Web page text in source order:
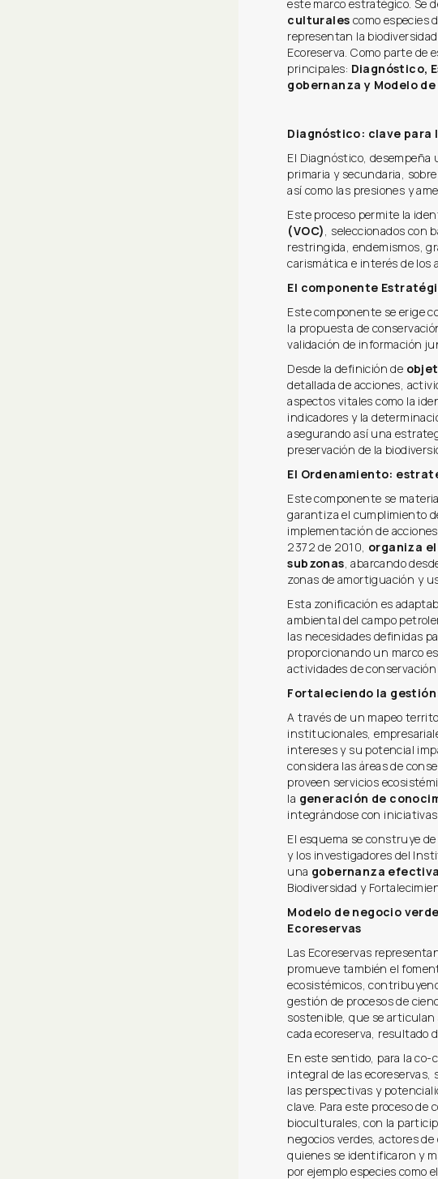
este marco estratégico. Se
culturales como especies
representan la
Ecoreserva. Como parte de
principales: Diagnóstico,
gobernanza y Modelo
Diagnóstico: clave para
El Diagnóstico, desempeña
primaria y secundaria, sobre
así como las presiones y
Este proceso permite la
(VOC) , seleccionados
restringida, endemismos,
carismática e interés de los
El componente
Este componente se erige
la propuesta de
validación de información
Desde la definición de
detallada de acciones,
aspectos vitales como la
indicadores y la
asegurando así una
preservación de la
El Ordenamiento:
Este componente se
garantiza el cumplimiento
implementación de
2372 de 2010, organiza
subzonas , abarcando
zonas de amortiguación y
Esta zonificación es
ambiental del campo
las necesidades definidas
proporcionando un marco
actividades de
Fortaleciendo la
A través de un mapeo
institucionales,
intereses y su potencial
considera las áreas de
proveen servicios
la generación de
integrándose con
El esquema se construye
y los investigadores del
una gobernanza efectiva
Biodiversidad y
Modelo de negocio
Ecoreservas
Las Ecoreservas
promueve también el
ecosistémicos,
gestión de procesos de
sostenible, que se articulan
cada ecoreserva, resultado
En este sentido, para la co-
integral de las
las perspectivas y
clave. Para este proceso de
bioculturales, con la
negocios verdes, actores
quienes se identificaron y
por ejemplo especies como